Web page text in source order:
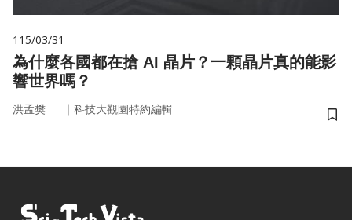
115/03/31
為什麼各國都在搶 AI 晶片？一顆晶片真的能影
響世界嗎？
洪孟樊 ｜ 科技大觀園特約編輯
儲